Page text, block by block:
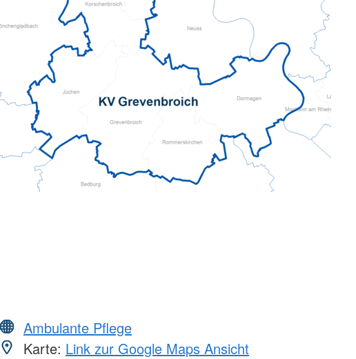
Ambulante Pflege
Karte: Link zur Google Maps Ansicht